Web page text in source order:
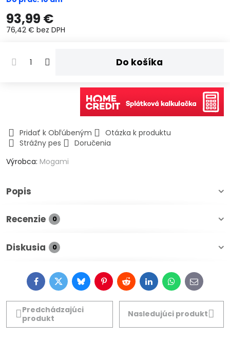
93,99 €
76,42 € bez DPH
Do košíka
Pridať k Obľúbeným
Otázka k produktu
Strážny pes
Doručenia
Výrobca: Mogami
Popis
Recenzie 0
Diskusia 0
FacebookTwitterBlueskyPinterestRedditLinkedInWhatsApp
E-
mail
Predchádzajúci
produkt
Nasledujúci produkt